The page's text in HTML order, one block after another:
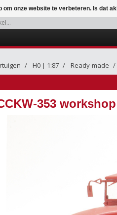
H0 | 1:87 Ready-made
353
om onze website te verbeteren. Is dat